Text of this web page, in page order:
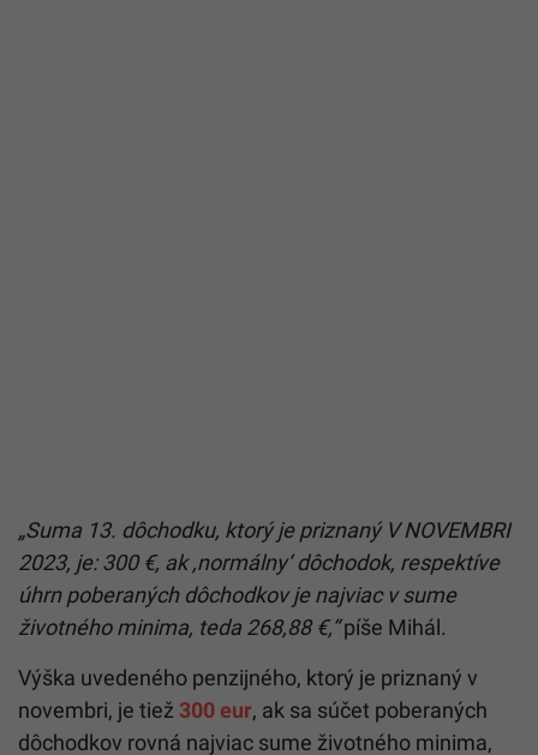
„Suma 13. dôchodku, ktorý je priznaný V NOVEMBRI
2023, je: 300 €, ak ,normálny‘ dôchodok, respektíve
úhrn poberaných dôchodkov je najviac v sume
životného minima, teda 268,88 €,“píše Mihál.
Výška uvedeného penzijného, ktorý je priznaný v
novembri, je tiež 300 eur, ak sa súčet poberaných
dôchodkov rovná najviac sume životného minima,